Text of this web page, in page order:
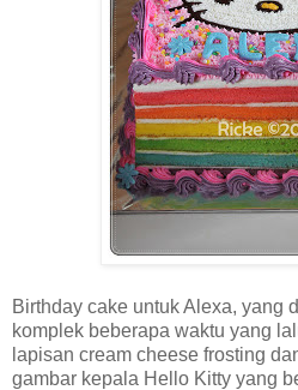
Birthday cake untuk Alexa, yang
komplek beberapa waktu yang
lapisan cream cheese frosting
gambar kepala Hello Kitty yang